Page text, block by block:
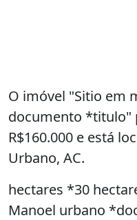
O imóvel "Sitio em
documento *titulo"
R$160.000 e está
Urbano, AC.
hectares *30
Manoel urbano